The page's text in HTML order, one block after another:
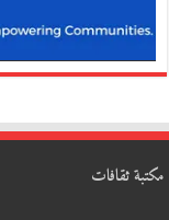
مكتبة ثقافات